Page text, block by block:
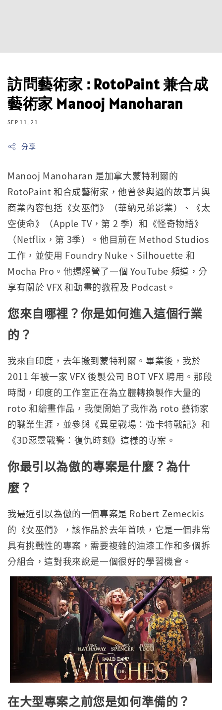
訪問藝術家 : RotoPaint 兼合成
藝術家 Manooj Manoharan
SEP 11, 21
分享
Manooj Manoharan 是加拿大蒙特利爾的
RotoPaint 和合成藝術家，他曾參與過的故事片與
商業內容包括《女巫們》（華納兄弟影業）、《太
空使命》（Apple TV，第 2 季）和《怪奇物語》
（Netflix，第 3季）。他目前在 Method Studios
工作，並使用 Foundry Nuke、Silhouette 和
Mocha Pro。他還經營了一個 YouTube 頻道，分
享有關於 VFX 和動畫的教程及 Podcast。
您來自哪裡？你是如何進入這個行業
的？
我來自印度，去年搬到蒙特利爾。畢業後，我於
2011 年被一家 VFX 後製公司 BOT VFX 聘用。那段
時間，印度的工作室正在為立體轉換製作大量的
roto 和繪畫作品，我便開始了我作為 roto 藝術家
的職業生涯，並參與《異星戰場：強卡特戰記》和
《3D惡靈戰警：復仇時刻》這樣的專案。
你最引以為傲的專案是什麼？為什
麼？
我最近引以為傲的一個專案是 Robert Zemeckis
的《女巫們》，該作品於去年首映，它是一個非常
具有挑戰性的專案，需要複雜的油漆工作和多個拆
分組合，這對我來說是一個很好的學習機會。
在大型專案之前您是如何準備的？